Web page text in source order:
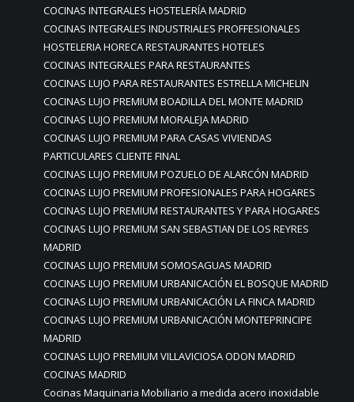
COCINAS INTEGRALES HOSTELERÍA MADRID
COCINAS INTEGRALES INDUSTRIALES PROFFESIONALES
HOSTELERIA HORECA RESTAURANTES HOTELES
COCINAS INTEGRALES PARA RESTAURANTES
COCINAS LUJO PARA RESTAURANTES ESTRELLA MICHELIN
COCINAS LUJO PREMIUM BOADILLA DEL MONTE MADRID
COCINAS LUJO PREMIUM MORALEJA MADRID
COCINAS LUJO PREMIUM PARA CASAS VIVIENDAS
PARTICULARES CLIENTE FINAL
COCINAS LUJO PREMIUM POZUELO DE ALARCÓN MADRID
COCINAS LUJO PREMIUM PROFESIONALES PARA HOGARES
COCINAS LUJO PREMIUM RESTAURANTES Y PARA HOGARES
COCINAS LUJO PREMIUM SAN SEBASTIAN DE LOS REYRES
MADRID
COCINAS LUJO PREMIUM SOMOSAGUAS MADRID
COCINAS LUJO PREMIUM URBANICACIÓN EL BOSQUE MADRID
COCINAS LUJO PREMIUM URBANICACIÓN LA FINCA MADRID
COCINAS LUJO PREMIUM URBANICACIÓN MONTEPRINCIPE
MADRID
COCINAS LUJO PREMIUM VILLAVICIOSA ODON MADRID
COCINAS MADRID
Cocinas Maquinaria Mobiliario a medida acero inoxidable